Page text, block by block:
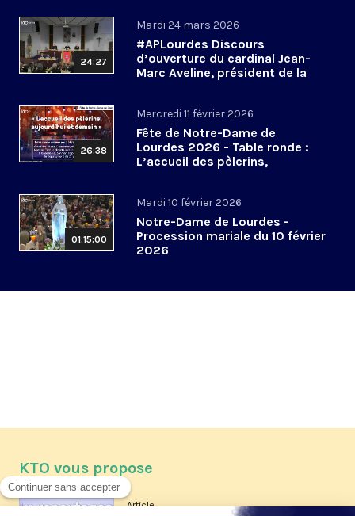
24:27
Mardi 24 mars 2026
#APLourdes Discours
d’ouverture du cardinal Jean-
Marc Aveline, président de la
26:38
Mercredi 11 février 2026
Fête de Notre-Dame de
Lourdes 2026 - Table ronde :
L’accueil des pèlerins,
01:15:00
Mardi 10 février 2026
Notre-Dame de Lourdes -
Procession mariale du 10 février
2026
KTO vous propose
Article